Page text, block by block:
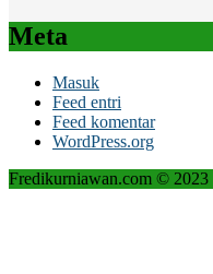
Meta
Masuk
Feed entri
Feed komentar
WordPress.org
Fredikurniawan.com © 2023